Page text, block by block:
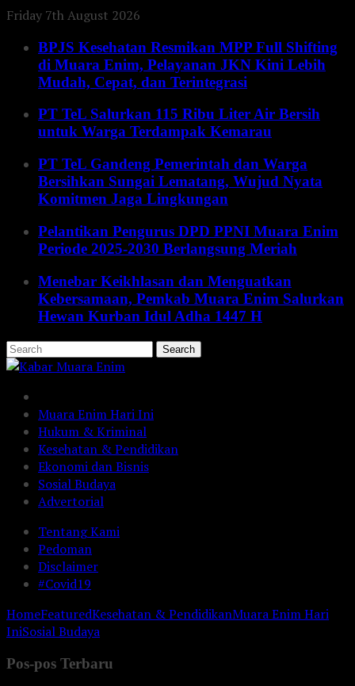
Friday 7th August 2026
BPJS Kesehatan Resmikan MPP Full Shifting
di Muara Enim, Pelayanan JKN Kini Lebih
Mudah, Cepat, dan Terintegrasi
PT TeL Salurkan 115 Ribu Liter Air Bersih
untuk Warga Terdampak Kemarau
PT TeL Gandeng Pemerintah dan Warga
Bersihkan Sungai Lematang, Wujud Nyata
Komitmen Jaga Lingkungan
Pelantikan Pengurus DPD PPNI Muara Enim
Periode 2025-2030 Berlangsung Meriah
Menebar Keikhlasan dan Menguatkan
Kebersamaan, Pemkab Muara Enim Salurkan
Hewan Kurban Idul Adha 1447 H
Muara Enim Hari Ini
Hukum & Kriminal
Kesehatan & Pendidikan
Ekonomi dan Bisnis
Sosial Budaya
Advertorial
Tentang Kami
Pedoman
Disclaimer
#Covid19
HomeFeaturedKesehatan & PendidikanMuara Enim Hari
IniSosial Budaya
Pos-pos Terbaru